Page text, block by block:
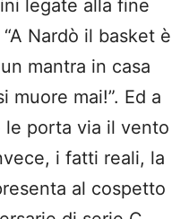
legate alla fine
Nardò il basket è
mantra in casa
muore mai!”. Ed a
le porta via il vento
i fatti reali, la
al cospetto